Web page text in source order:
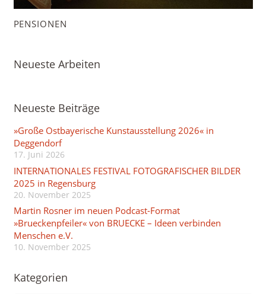
PENSIONEN
Neueste Arbeiten
Neueste Beiträge
»Große Ostbayerische Kunstausstellung 2026« in
Deggendorf
17. Juni 2026
INTERNATIONALES FESTIVAL FOTOGRAFISCHER BILDER
2025 in Regensburg
20. November 2025
Martin Rosner im neuen Podcast-Format
»Brueckenpfeiler« von BRUECKE – Ideen verbinden
Menschen e.V.
10. November 2025
Kategorien